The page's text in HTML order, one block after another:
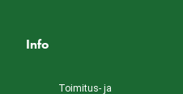
Info
Toimitus- ja